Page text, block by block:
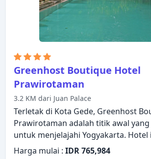
Greenhost Boutique Hotel
Prawirotaman
3.2 KM dari Juan Palace
Terletak di Kota Gede, Greenhost
Prawirotaman adalah titik awal
untuk menjelajahi Yogyakarta. Hotel
menawarkan berbagai fasilitas
Harga mulai : IDR 765,984